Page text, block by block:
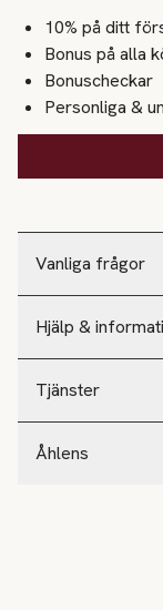
Vanliga frågor
Hjälp &
Tjänster
Åhlens
10% på ditt
Bonus på alla
Bonuscheckar
Personliga &